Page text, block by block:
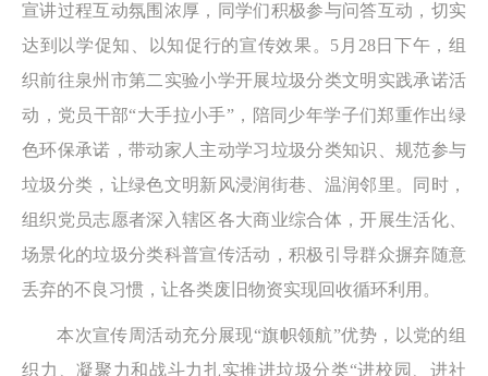
宣讲过程互动氛围浓厚，同学们积极参与问答互动，切实
达到以学促知、以知促行的宣传效果。5月28日下午，组
织前往泉州市第二实验小学开展垃圾分类文明实践承诺活
动，党员干部“大手拉小手”，陪同少年学子们郑重作出绿
色环保承诺，带动家人主动学习垃圾分类知识、规范参与
垃圾分类，让绿色文明新风浸润街巷、温润邻里。同时，
组织党员志愿者深入辖区各大商业综合体，开展生活化、
场景化的垃圾分类科普宣传活动，积极引导群众摒弃随意
丢弃的不良习惯，让各类废旧物资实现回收循环利用。
本次宣传周活动充分展现“旗帜领航”优势，以党的组
织力、凝聚力和战斗力扎实推进垃圾分类“进校园、进社